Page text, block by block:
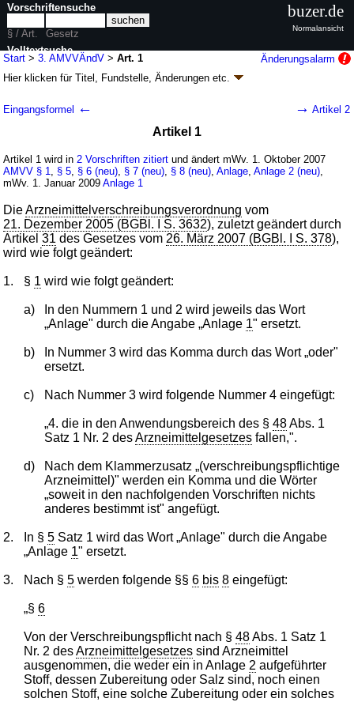
Start >3. AMVVÄndV >Art. 1
Änderungsalarm
Hier klicken fürTitel, Fundstelle, Änderungen etc.
Arzneimittelverschreibungsverordnung (3.
V. v. 18.07.2007BGBl. I S. 1427(Nr. 32); Geltung ab 01.10.2007,
abweichend sieheArtikel 2
2 Änderungen | Drucksachen / Entwurf / Begründung
Eingangsformel ← → Artikel 2
Artikel 1
Artikel 1 wird in 2 Vorschriften zitiert und ändert mWv. 1. Oktober 2007
AMVV § 1 § 5 § 6 (neu) § 7 (neu) § 8 (neu) ,Anlage ,Anlage 2 (neu)
mWv. 1. Januar 2009Anlage 1
DieArzneimittelverschreibungsverordnung vom
21. Dezember 2005 (BGBl. I S. 3632), zuletzt geändert durch
Artikel31 des Gesetzes vom 26. März 2007 (BGBl. I S. 378),
wird wie folgt geändert:
1. § 1 wird wie folgt geändert:
a)
In den Nummern 1 und 2 wird jeweils das Wort
„Anlage" durch die Angabe „Anlage 1" ersetzt.
b)
In Nummer 3 wird das Komma durch das Wort „oder"
ersetzt.
c) Nach Nummer 3 wird folgende Nummer 4 eingefügt:
„4. die in den Anwendungsbereich des § 48Abs. 1
Satz 1 Nr. 2 desArzneimittelgesetzesfallen,".
d)
Nach dem Klammerzusatz „(verschreibungspflichtige
Arzneimittel)" werden ein Komma und die Wörter
„soweit in den nachfolgenden Vorschriften nichts
anderes bestimmt ist" angefügt.
2. In §5 Satz 1 wird das Wort „Anlage" durch die Angabe
„Anlage 1" ersetzt.
3. Nach §5 werden folgende §§6 bis 8 eingefügt:
„§6
Von der Verschreibungspflicht nach §48Abs. 1 Satz 1
Nr. 2 desArzneimittelgesetzes sind Arzneimittel
ausgenommen, die weder ein in Anlage 2 aufgeführter
Stoff, dessen Zubereitung oder Salz sind, noch einen
solchen Stoff, eine solche Zubereitung oder ein solches
Vorschriftensuche
§ / Art.
Gesetz
Volltextsuche
nur in 3. AMVVÄndV
buzer.de
Normalansicht